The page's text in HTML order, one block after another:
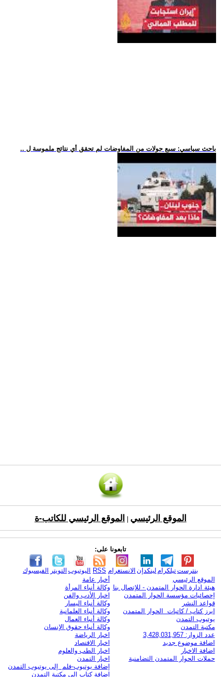
.. باحث سياسي: سبع جولات من المفاوضات لم تحقق أي نتائج ملموسة ل
الموقع الرئيسي الموقع الرئيسي للكاتب-ة
تابعونا على:
الفيسبوك التويتر اليوتيوب RSS الانستغرام لينكدإن تيلكرامبنترست
الموقع الرئيسي
هيئة ادارة الحوار المتمدن - للإتصال بنا
إحصائيات مؤسسة الحوار المتمدن
قواعد النشر
ابرز كتاب / كاتبات الحوار المتمدن
يوتيوب التمدن
مكتبة التمدن
عدد الزوار: 3,428,031,957
اضافة موضوع جديد
اضافة الاخبار
حملات الحوار المتمدن التضامنية
أخبار عامة
وكالة أنباء المرأة
اخبار الأدب والفن
وكالة أنباء اليسار
وكالة أنباء العلمانية
وكالة أنباء العمال
وكالة أنباء حقوق الإنسان
اخبار الرياضة
اخبار الاقتصاد
اخبار الطب والعلوم
اخبار التمدن
إضافة يوتيوب-فلم إلى يوتيوب التمدن
إضافة كتاب إلى مكتبة التمدن